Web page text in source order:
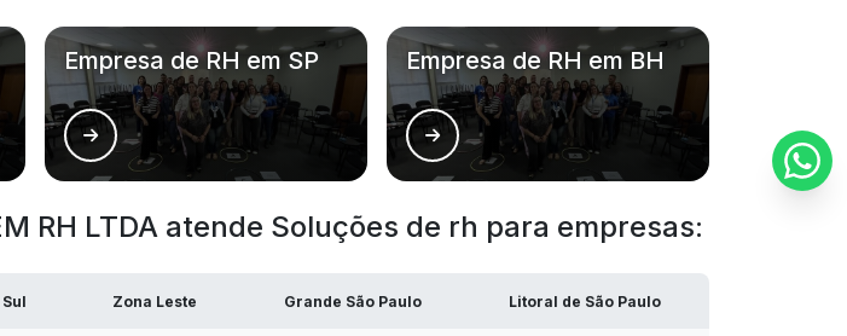
uberlândia
Empresa de recursos humanos
Empresa de recursos humanos em
uberlândia
Empresa de rh
Empresa de rh recrutamento e seleção
Empresa de RH em SP Empresa de RH em BH
RH LTDA atende Soluções de rh para empresas:
Zona Leste Grande São Paulo Litoral de São Paulo